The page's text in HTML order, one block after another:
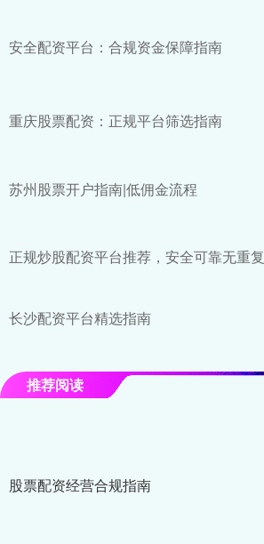
安全配资平台：合规资金保障指南
重庆股票配资：正规平台筛选指南
苏州股票开户指南|低佣金流程
正规炒股配资平台推荐，安全可靠无重复
长沙配资平台精选指南
推荐阅读
股票配资经营合规指南